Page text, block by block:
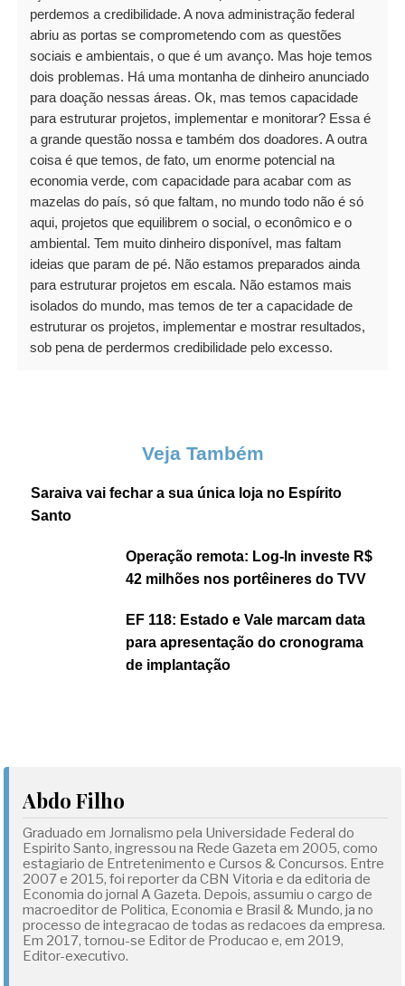
perdemos a credibilidade. A nova administração federal
abriu as portas se comprometendo com as questões
sociais e ambientais, o que é um avanço. Mas hoje temos
dois problemas. Há uma montanha de dinheiro anunciado
para doação nessas áreas. Ok, mas temos capacidade
para estruturar projetos, implementar e monitorar? Essa é
a grande questão nossa e também dos doadores. A outra
coisa é que temos, de fato, um enorme potencial na
economia verde, com capacidade para acabar com as
mazelas do país, só que faltam, no mundo todo não é só
aqui, projetos que equilibrem o social, o econômico e o
ambiental. Tem muito dinheiro disponível, mas faltam
ideias que param de pé. Não estamos preparados ainda
para estruturar projetos em escala. Não estamos mais
isolados do mundo, mas temos de ter a capacidade de
estruturar os projetos, implementar e mostrar resultados,
sob pena de perdermos credibilidade pelo excesso.
Veja Também
Saraiva vai fechar a sua única loja no Espírito
Santo
Operação remota: Log-In investe R$
42 milhões nos portêineres do TVV
EF 118: Estado e Vale marcam data
para apresentação do cronograma
de implantação
Abdo Filho
Graduado em Jornalismo pela Universidade Federal do
Espirito Santo, ingressou na Rede Gazeta em 2005, como
estagiario de Entretenimento e Cursos & Concursos. Entre
2007 e 2015, foi reporter da CBN Vitoria e da editoria de
Economia do jornal A Gazeta. Depois, assumiu o cargo de
macroeditor de Politica, Economia e Brasil & Mundo, ja no
processo de integracao de todas as redacoes da empresa.
Em 2017, tornou-se Editor de Producao e, em 2019,
Editor-executivo.